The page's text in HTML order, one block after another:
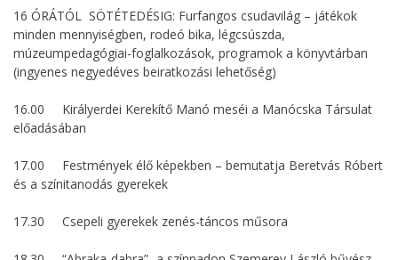
16 ÓRÁTÓL SÖTÉTEDÉSIG: Furfangos csudavilág – játékok
minden mennyiségben, rodeó bika, légcsúszda,
múzeumpedagógiai-foglalkozások, programok a könyvtárban
(ingyenes negyedéves beiratkozási lehetőség)
16.00 Királyerdei Kerekítő Manó meséi a Manócska Társulat
előadásában
17.00 Festmények élő képekben – bemutatja Beretvás Róbert
és a színitanodás gyerekek
17.30 Csepeli gyerekek zenés-táncos műsora